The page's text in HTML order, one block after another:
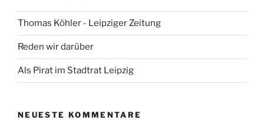
Thomas Köhler - Leipziger Zeitung
Reden wir darüber
Als Pirat im Stadtrat Leipzig
NEUESTE KOMMENTARE